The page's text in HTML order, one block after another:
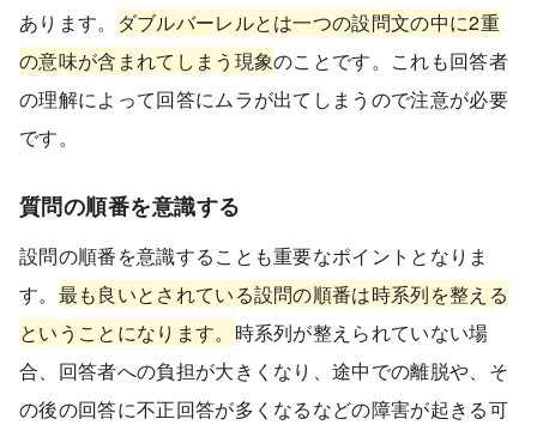
あります。
ダブルバーレルとは一つの設問文の中に2重
の意味が含まれてしまう現象のことです。これも回答者
の理解によって回答にムラが出てしまうので注意が必要
です。
質問の順番を意識する
設問の順番を意識することも重要なポイントとなりま
す。 最も良いとされている設問の順番は時系列を整える
ということになります。 時系列が整えられていない場
合、回答者への負担が大きくなり、途中での離脱や、そ
の後の回答に不正回答が多くなるなどの障害が起きる可